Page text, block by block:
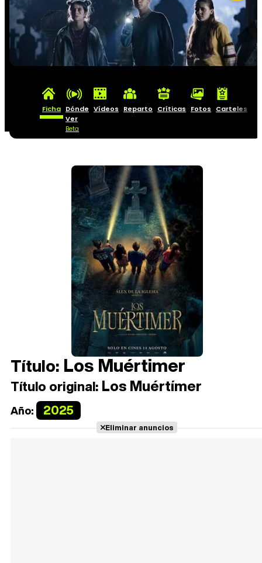
Ficha Dónde
Ver
Beta
Vídeos Reparto Críticas Fotos Carteles
Título: Los Muértimer
Título original: Los Muértímer
Año: 2025
Eliminar anuncios